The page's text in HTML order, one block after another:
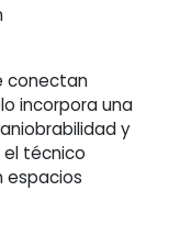
conectan
incorpora una
y
técnico
espacios